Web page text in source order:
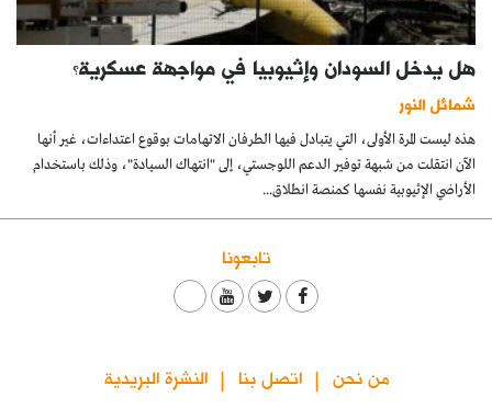
هل يدخل السودان وإثيوبيا في مواجهة عسكرية؟
شمائل النور
هذه ليست المرة الأولى، التي يتبادل فيها الطرفان الاتهامات بوقوع اعتداءات، غير أنها
الآن انتقلت من شبهة توفير الدعم اللوجستي، إلى "انتهاك السيادة"، وذلك باستخدام
الأراضي الإثيوبية نفسها كمنصة انطلاق...
تابعونا
من نحن اتصل بنا النشرة البريدية